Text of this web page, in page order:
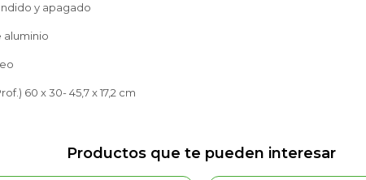
y apagado
aluminio
60 x 30- 45,7 x 17,2 cm
Productos que te pueden interesar